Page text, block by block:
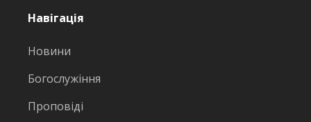
Навігація
Новини
Богослужіння
Проповіді